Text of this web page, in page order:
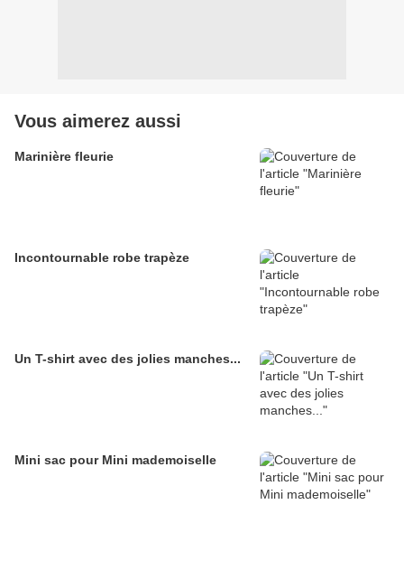
Vous aimerez aussi
Marinière fleurie
Incontournable robe trapèze
Un T-shirt avec des jolies manches...
Mini sac pour Mini mademoiselle